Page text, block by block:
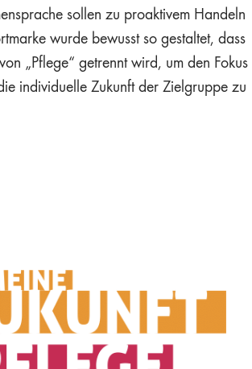
sollen zu proaktivem Handeln
wurde bewusst so gestaltet, dass
„Pflege“ getrennt wird, um den Fokus
individuelle Zukunft der Zielgruppe zu